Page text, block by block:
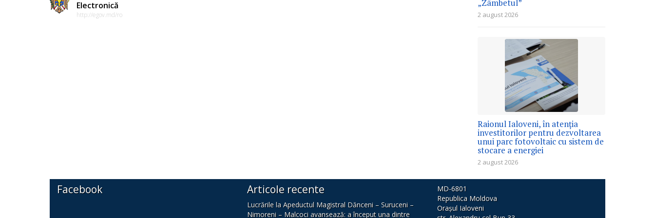
Electronică
http://egov.md/ro
„Zâmbetul”
2 august 2026
Raionul Ialoveni, în atenția
investitorilor pentru dezvoltarea
unui parc fotovoltaic cu sistem de
stocare a energiei
2 august 2026
Facebook Articole recente
Lucrările la Apeductul Magistral Dănceni – Suruceni –
Nimoreni – Malcoci avansează: a început una dintre
MD-6801
Republica Moldova
Orașul Ialoveni